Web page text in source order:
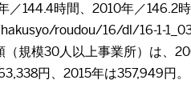
144.4時間、2010年／146.2
roudou/16/dl/16-1-
規模30人以上事業所）は、
円、2015年は357,949円。